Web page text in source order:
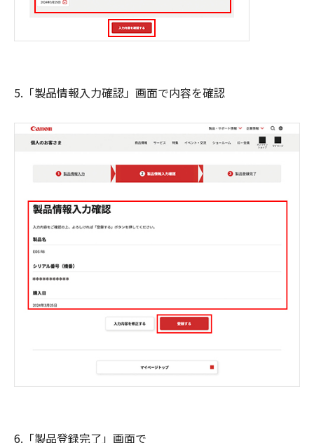
5.「製品情報入力確認」画面で内容を確認
6.「製品登録完了」画面で